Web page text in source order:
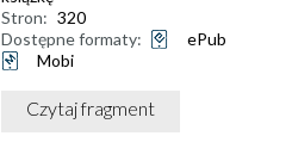
Stron: 320
Dostępne formaty:
ePub
Mobi
Czytaj fragment